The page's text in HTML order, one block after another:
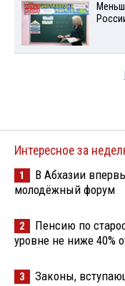
Интересное за
1
В Абхазии
молодёжный форум
2
Пенсию по
уровне не ниже 40%
3 Законы,